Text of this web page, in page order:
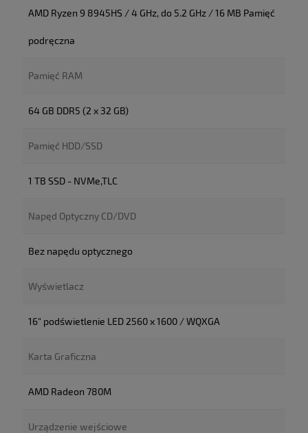
AMD Ryzen 9 8945HS / 4 GHz, do 5.2 GHz / 16 MB Pamięć
podręczna
Pamięć RAM
64 GB DDR5 (2 x 32 GB)
Pamięć HDD/SSD
1 TB SSD - NVMe,TLC
Napęd Optyczny CD/DVD
Bez napędu optycznego
Wyświetlacz
16" podświetlenie LED 2560 x 1600 / WQXGA
Karta Graficzna
AMD Radeon 780M
Urządzenie wejściowe